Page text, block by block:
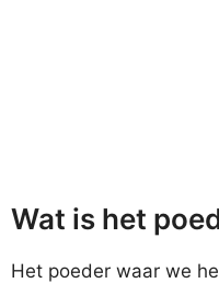
Wat is het
Het poeder waar we